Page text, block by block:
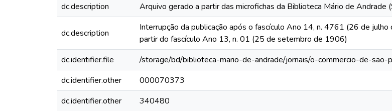
dc.description Arquivo gerado a partir das microfichas da Biblioteca Mário de Andrade
dc.description
Interrupção da publicação após o fascículo Ano 14, n. 4761 (26 de
partir do fascículo Ano 13, n. 01 (25 de setembro de 1906)
dc.identifier.file
/storage/bd/biblioteca-mario-de-andrade/jornais/o-commercio-de-
dc.identifier.other
000070373
dc.identifier.other
340480